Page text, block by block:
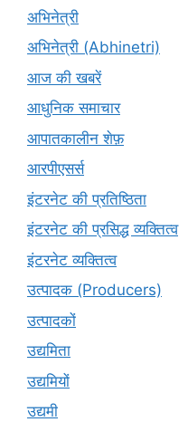
अभिनेत्री
अभिनेत्री (Abhinetri)
आज की खबरें
आधुनिक समाचार
आपातकालीन शेफ़
आरपीएसर्स
इंटरनेट की प्रतिष्ठिता
इंटरनेट की प्रसिद्ध व्यक्तित्व
इंटरनेट व्यक्तित्व
उत्पादक (Producers)
उत्पादकों
उद्यमिता
उद्यमियों
उद्यमी